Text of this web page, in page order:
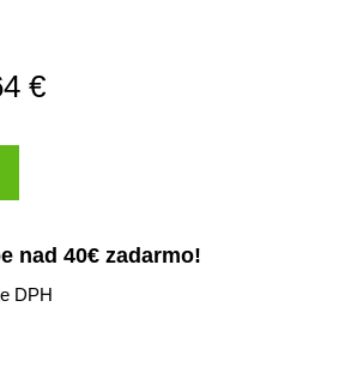
€
nad 40€ zadarmo!
DPH